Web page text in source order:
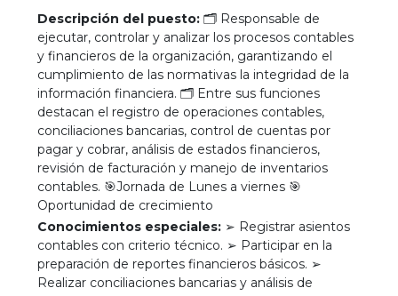
Descripción del puesto: 🗂️ Responsable de
ejecutar, controlar y analizar los procesos contables
y financieros de la organización, garantizando el
cumplimiento de las normativas la integridad de la
información financiera. 🗂️ Entre sus funciones
destacan el registro de operaciones contables,
conciliaciones bancarias, control de cuentas por
pagar y cobrar, análisis de estados financieros,
revisión de facturación y manejo de inventarios
contables. 🎯Jornada de Lunes a viernes 🎯
Oportunidad de crecimiento
Conocimientos especiales: ➢ Registrar asientos
contables con criterio técnico. ➢ Participar en la
preparación de reportes financieros básicos. ➢
Realizar conciliaciones bancarias y análisis de